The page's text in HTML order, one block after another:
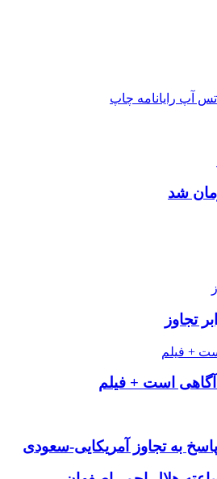
آپ رایانامه چاپ
تجاوز
آگاهی است + فیلم
به تجاوز آمریکایی-سعودی